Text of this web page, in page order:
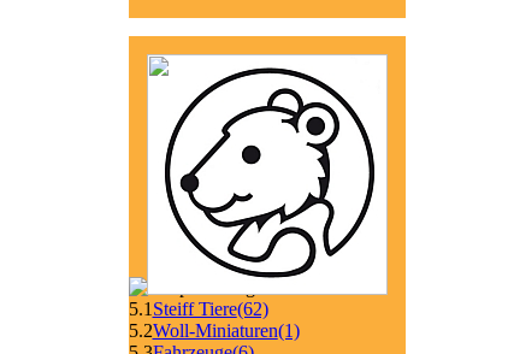
5.1 Steiff Tiere(62)
5.2Woll-Miniaturen(1)